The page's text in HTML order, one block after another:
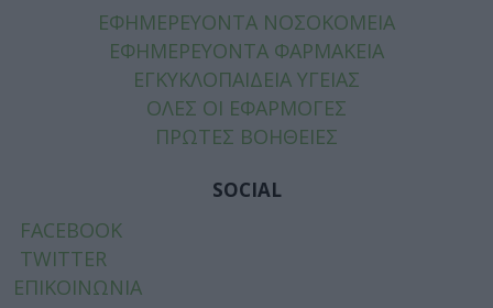
ΕΦΗΜΕΡΕΥΟΝΤΑ ΝΟΣΟΚΟΜΕΙΑ
ΕΦΗΜΕΡΕΥΟΝΤΑ ΦΑΡΜΑΚΕΙΑ
ΕΓΚΥΚΛΟΠΑΙΔΕΙΑ ΥΓΕΙΑΣ
ΟΛΕΣ ΟΙ ΕΦΑΡΜΟΓΕΣ
ΠΡΩΤΕΣ ΒΟΗΘΕΙΕΣ
SOCIAL
FACEBOOK
TWITTER
ΕΠΙΚΟΙΝΩΝΙΑ